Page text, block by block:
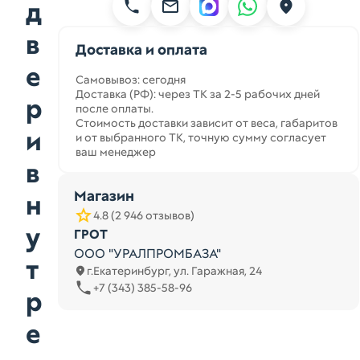
д
в
е
р
и
в
н
у
т
р
е
Доставка и оплата
Самовывоз: сегодня
Доставка (РФ): через ТК за 2-5 рабочих дней
после оплаты.
Стоимость доставки зависит от веса, габаритов
и от выбранного ТК, точную сумму согласует
ваш менеджер
Магазин
4.8 (2 946 отзывов)
ГРОТ
ООО "УРАЛПРОМБАЗА"
г.Екатеринбург, ул. Гаражная, 24
+7 (343) 385-58-96